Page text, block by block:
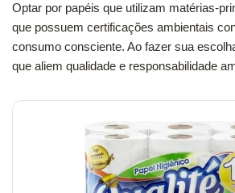
Optar por papéis que utilizam matérias-
que possuem certificações ambientais
consumo consciente. Ao fazer sua
que aliem qualidade e responsabilidade